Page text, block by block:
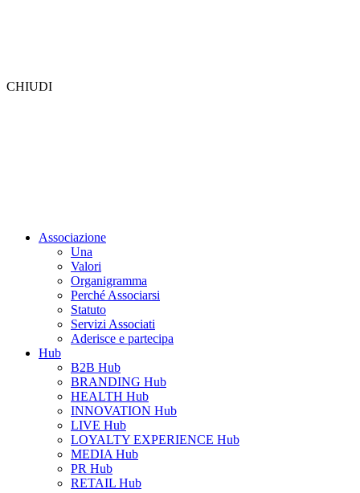
CHIUDI
Associazione
Una
Valori
Organigramma
Perché Associarsi
Statuto
Servizi Associati
Aderisce e partecipa
Hub
B2B Hub
BRANDING Hub
HEALTH Hub
INNOVATION Hub
LIVE Hub
LOYALTY EXPERIENCE Hub
MEDIA Hub
PR Hub
RETAIL Hub